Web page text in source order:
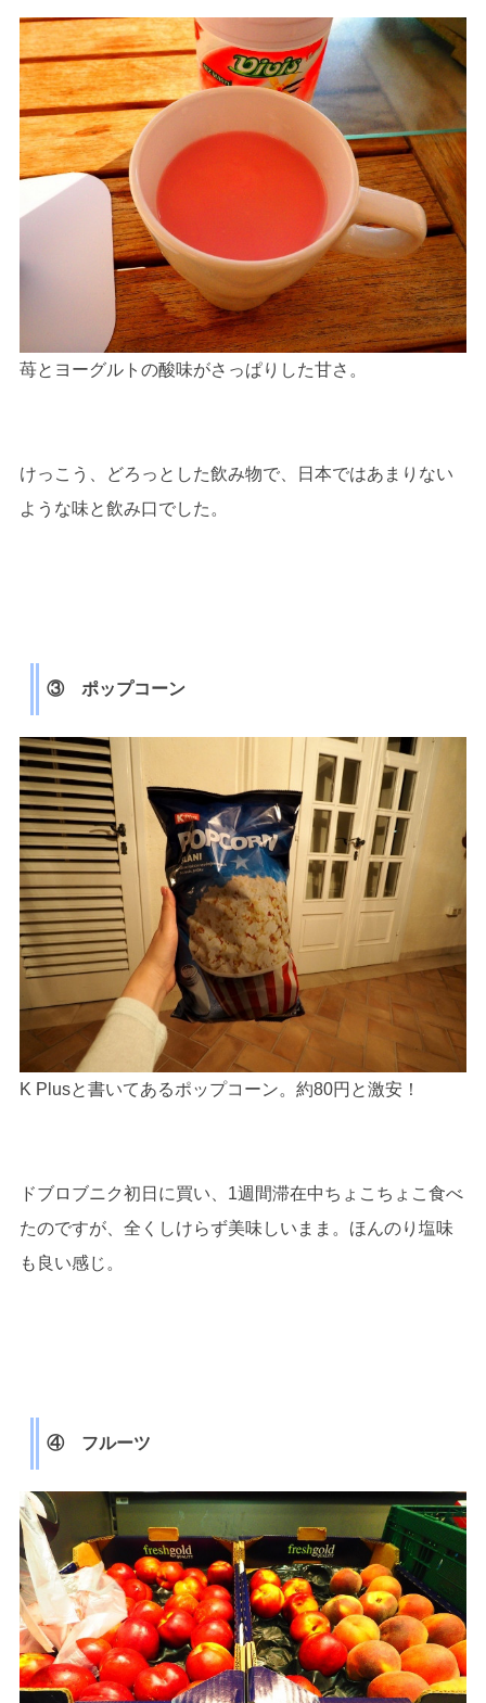
苺とヨーグルトの酸味がさっぱりした甘さ。
けっこう、どろっとした飲み物で、日本ではあまりない
ような味と飲み口でした。
③ ポップコーン
K Plusと書いてあるポップコーン。約80円と激安！
ドブロブニク初日に買い、1週間滞在中ちょこちょこ食べ
たのですが、全くしけらず美味しいまま。ほんのり塩味
も良い感じ。
④ フルーツ